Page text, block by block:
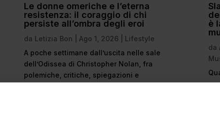
Le donne omeriche e l’eterna
resistenza: il coraggio di chi
persiste all’ombra degli eroi
da Letizia Bon Ago 1, 2026
Lifestyle
A poche settimane dall’uscita nelle sale
dell’Odissea di Christopher Nolan, fra
polemiche, critiche, spiegazioni e
è
da
di